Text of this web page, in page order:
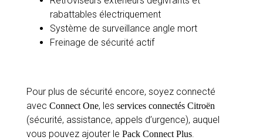
rabattables électriquement
Système de surveillance angle mort
Freinage de sécurité actif
Pour plus de sécurité encore, soyez connecté
avec Connect One, les services connectés Citroën
(sécurité, assistance, appels d’urgence), auquel
vous pouvez ajouter le Pack Connect Plus.